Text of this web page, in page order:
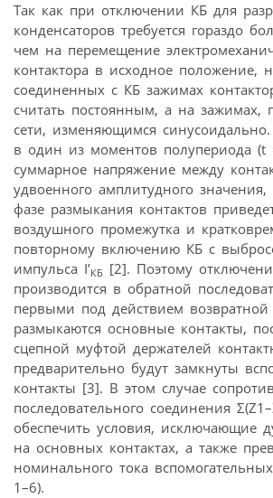
Так как при отключении КБ для
конденсаторов требуется гораздо
чем на перемещение
контактора в исходное положение,
соединенных с КБ зажимах
считать постоянным, а на зажимах,
сети, изменяющимся синусоидально.
в один из моментов полупериода (t
суммарное напряжение между
удвоенного амплитудного
фазе размыкания контактов
воздушного промежутка и
повторному включению КБ с
импульса I’КБ [2]. Поэтому
производится в обратной
первыми под действием
размыкаются основные контакты,
сцепной муфтой держателей
предварительно будут замкнуты
контакты [3]. В этом случае
последовательного соединения
обеспечить условия, исключающие
на основных контактах, а также
номинального тока
1–6).